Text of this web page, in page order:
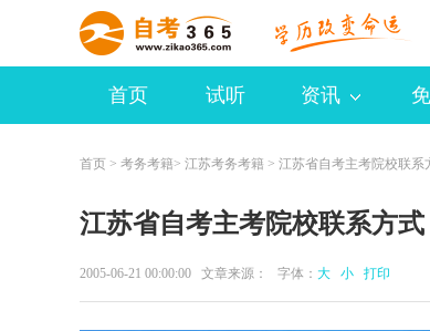
首页 试听 资讯
首页 > 考务考籍> 江苏考务考籍 > 江苏省自考主考院校联系
江苏省自考主考院校联系方式
2005-06-21 00:00:00 文章来源： 字体： 大 小 打印